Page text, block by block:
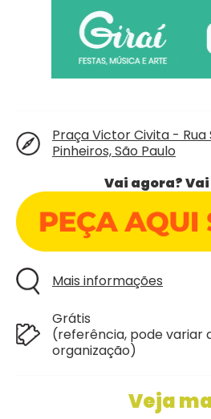
Praça Victor Civita - Rua
Pinheiros, São Paulo
Vai agora? Vai
Mais informações
Grátis
(referência, pode variar
organização)
Veja